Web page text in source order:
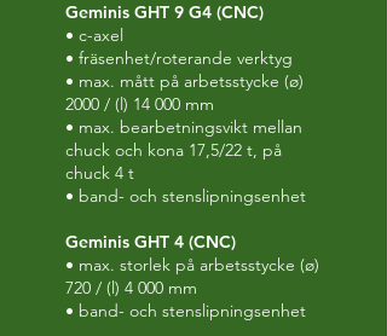
Geminis GHT 9 G4 (CNC)
• c-axel
• fräsenhet/roterande verktyg
• max. mått på arbetsstycke (ø)
2000 / (l) 14 000 mm
• max. bearbetningsvikt mellan
chuck och kona 17,5/22 t, på
chuck 4 t
• band- och stenslipningsenhet
Geminis GHT 4 (CNC)
• max. storlek på arbetsstycke (ø)
720 / (l) 4 000 mm
• band- och stenslipningsenhet